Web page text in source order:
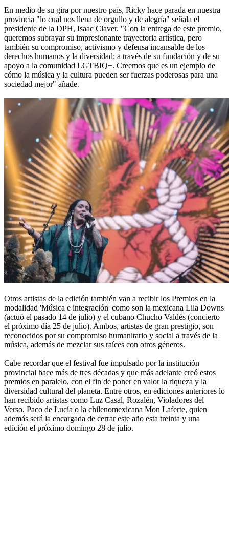
En medio de su gira por nuestro país, Ricky hace parada en nuestra
provincia "lo cual nos llena de orgullo y de alegría" señala el
presidente de la DPH, Isaac Claver. "Con la entrega de este premio,
queremos subrayar su impresionante trayectoria artística, pero
también su compromiso, activismo y defensa incansable de los
derechos humanos y la diversidad; a través de su fundación y de su
apoyo a la comunidad LGTBIQ+. Creemos que es un ejemplo de
cómo la música y la cultura pueden ser fuerzas poderosas para una
sociedad mejor" añade.
Otros artistas de la edición también van a recibir los Premios en la
modalidad 'Música e integración' como son la mexicana Lila Downs
(actuó el pasado 14 de julio) y el cubano Chucho Valdés (concierto
el próximo día 25 de julio). Ambos, artistas de gran prestigio, son
reconocidos por su compromiso humanitario y social a través de la
música, además de mezclar sus raíces con otros géneros.
Cabe recordar que el festival fue impulsado por la institución
provincial hace más de tres décadas y que más adelante creó estos
premios en paralelo, con el fin de poner en valor la riqueza y la
diversidad cultural del planeta. Entre otros, en ediciones anteriores lo
han recibido artistas como Luz Casal, Rozalén, Violadores del
Verso, Paco de Lucía o la chilenomexicana Mon Laferte, quien
además será la encargada de cerrar este año esta treinta y una
edición el próximo domingo 28 de julio.